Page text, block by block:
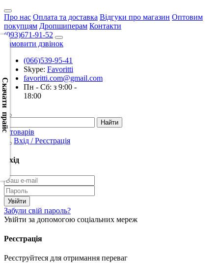
Про нас Оплата та доставка Відгуки про магазин Оптовим
покупцям Дропшиперам Контакти
(093)671-91-52
Замовити дзвінок
(066)539-95-41
Skype: Favoritti
favoritti.com@gmail.com
Пн - Сб: з 9:00 -
18:00
0 товарів
Вхід / Реєстрація
Вхід
Забули свій пароль?
Увійти за допомогою соціальних мереж
Реєстрація
Реєструйтеся для отримання переваг
Скачати прайс
Скачать
XML
(Розн.)
Скачать
XML
(Опт)
CSV
Скачать
CSV
(Опт)
XLS
EXCEL